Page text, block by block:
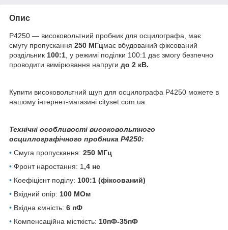
Опис
P4250 — високовольтний пробник для осцилографа, має
смугу пропускання 250 МГцмає вбудований фіксований
роздільник 100:1 , у режимі поділки 100:1 дає змогу безпечно
проводити вимірювання напруги до 2 кВ.
Купити високовольтний щуп для осцилографа P4250 можете в
нашому інтернет-магазині cityset.com.ua.
Технічні особливості високовольтного
осциллографічного пробника P4250:
• Смуга пропускання: 250 МГц
• Фронт наростання: 1 ,4 нс
• Коефіцієнт поділу: 100:1 (фіксований)
• Вхідний опір: 100 МОм
• Вхідна ємність: 6 пФ
• Компенсаційна місткість: 10пФ-35пФ